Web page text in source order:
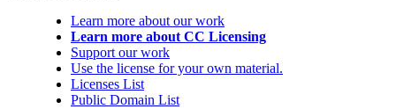
Learn more about our work
Learn more about CC Licensing
Support our work
Use the license for your own material.
Licenses List
Public Domain List